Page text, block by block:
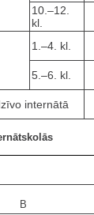
10.–12.
kl.
1.–4. kl.
5.–6. kl.
internātā
B